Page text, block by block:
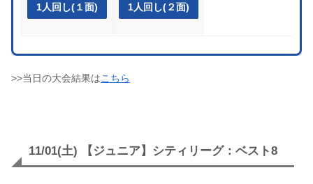
1人回し(１面) 1人回し(２面)
>>当日の大会結果はこちら
11/01(土) 【ジュニア】シティリーグ：ベスト8